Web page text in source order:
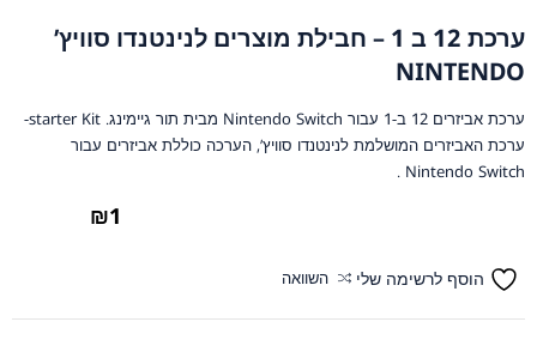
ערכת 12 ב 1 – חבילת מוצרים לנינטנדו סוויץ’
NINTENDO
ערכת אביזרים 12 ב-1 עבור Nintendo Switch מבית תור גיימינג. starter Kit-
ערכת האביזרים המושלמת לנינטנדו סוויץ’, הערכה כוללת אביזרים עבור
Nintendo Switch .
₪1
הוסף לרשימה שלי השוואה